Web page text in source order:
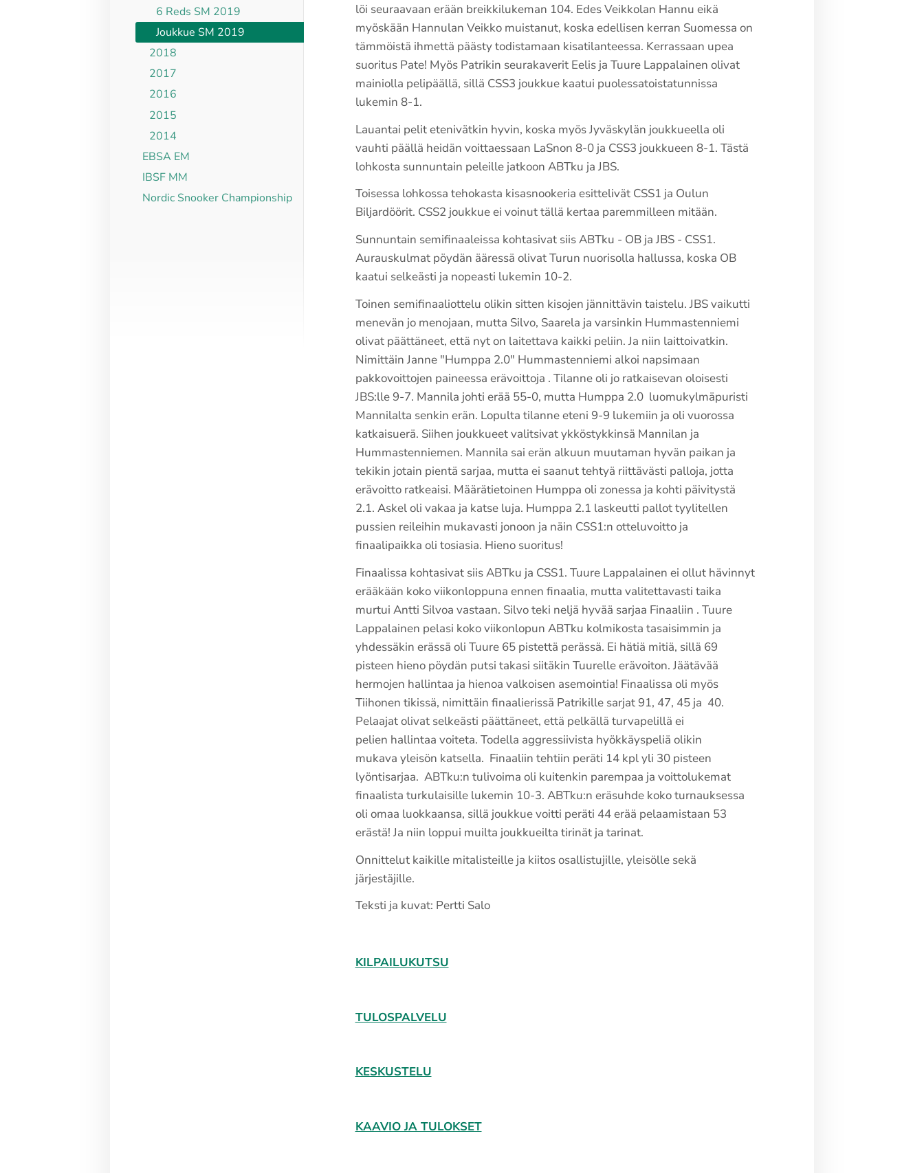
6 Reds SM 2019
Joukkue SM 2019
2018
2017
2016
2015
2014
EBSA EM
IBSF MM
Nordic Snooker Championship
löi seuraavaan erään breikkilukeman 104. Edes Veikkolan Hannu eikä
myöskään Hannulan Veikko muistanut, koska edellisen kerran Suomessa on
tämmöistä ihmettä päästy todistamaan kisatilanteessa. Kerrassaan upea
suoritus Pate! Myös Patrikin seurakaverit Eelis ja Tuure Lappalainen olivat
mainiolla pelipäällä, sillä CSS3 joukkue kaatui puolessatoistatunnissa
lukemin 8-1.
Lauantai pelit etenivätkin hyvin, koska myös Jyväskylän joukkueella oli
vauhti päällä heidän voittaessaan LaSnon 8-0 ja CSS3 joukkueen 8-1. Tästä
lohkosta sunnuntain peleille jatkoon ABTku ja JBS.
Toisessa lohkossa tehokasta kisasnookeria esittelivät CSS1 ja Oulun
Biljardöörit. CSS2 joukkue ei voinut tällä kertaa paremmilleen mitään.
Sunnuntain semifinaaleissa kohtasivat siis ABTku - OB ja JBS - CSS1.
Aurauskulmat pöydän ääressä olivat Turun nuorisolla hallussa, koska OB
kaatui selkeästi ja nopeasti lukemin 10-2.
Toinen semifinaaliottelu olikin sitten kisojen jännittävin taistelu. JBS vaikutti
menevän jo menojaan, mutta Silvo, Saarela ja varsinkin Hummastenniemi
olivat päättäneet, että nyt on laitettava kaikki peliin. Ja niin laittoivatkin.
Nimittäin Janne "Humppa 2.0" Hummastenniemi alkoi napsimaan
pakkovoittojen paineessa erävoittoja . Tilanne oli jo ratkaisevan oloisesti
JBS:lle 9-7. Mannila johti erää 55-0, mutta Humppa 2.0 luomukylmäpuristi
Mannilalta senkin erän. Lopulta tilanne eteni 9-9 lukemiin ja oli vuorossa
katkaisuerä. Siihen joukkueet valitsivat ykköstykkinsä Mannilan ja
Hummastenniemen. Mannila sai erän alkuun muutaman hyvän paikan ja
tekikin jotain pientä sarjaa, mutta ei saanut tehtyä riittävästi palloja, jotta
erävoitto ratkeaisi. Määrätietoinen Humppa oli zonessa ja kohti päivitystä
2.1. Askel oli vakaa ja katse luja. Humppa 2.1 laskeutti pallot tyylitellen
pussien reileihin mukavasti jonoon ja näin CSS1:n otteluvoitto ja
finaalipaikka oli tosiasia. Hieno suoritus!
Finaalissa kohtasivat siis ABTku ja CSS1. Tuure Lappalainen ei ollut hävinnyt
erääkään koko viikonloppuna ennen finaalia, mutta valitettavasti taika
murtui Antti Silvoa vastaan. Silvo teki neljä hyvää sarjaa Finaaliin . Tuure
Lappalainen pelasi koko viikonlopun ABTku kolmikosta tasaisimmin ja
yhdessäkin erässä oli Tuure 65 pistettä perässä. Ei hätiä mitiä, sillä 69
pisteen hieno pöydän putsi takasi siitäkin Tuurelle erävoiton. Jäätävää
hermojen hallintaa ja hienoa valkoisen asemointia! Finaalissa oli myös
Tiihonen tikissä, nimittäin finaalierissä Patrikille sarjat 91, 47, 45 ja 40.
Pelaajat olivat selkeästi päättäneet, että pelkällä turvapelillä ei
pelien hallintaa voiteta. Todella aggressiivista hyökkäyspeliä olikin
mukava yleisön katsella. Finaaliin tehtiin peräti 14 kpl yli 30 pisteen
lyöntisarjaa. ABTku:n tulivoima oli kuitenkin parempaa ja voittolukemat
finaalista turkulaisille lukemin 10-3. ABTku:n eräsuhde koko turnauksessa
oli omaa luokkaansa, sillä joukkue voitti peräti 44 erää pelaamistaan 53
erästä! Ja niin loppui muilta joukkueilta tirinät ja tarinat.
Onnittelut kaikille mitalisteille ja kiitos osallistujille, yleisölle sekä
järjestäjille.
Teksti ja kuvat: Pertti Salo
KILPAILUKUTSU
TULOSPALVELU
KESKUSTELU
KAAVIO JA TULOKSET